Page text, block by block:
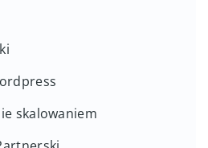
skalowaniem